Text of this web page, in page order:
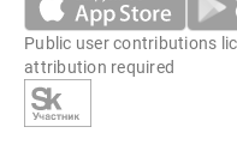
Public user contributions
attribution required